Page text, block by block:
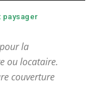
paysager
la
ou locataire.
couverture